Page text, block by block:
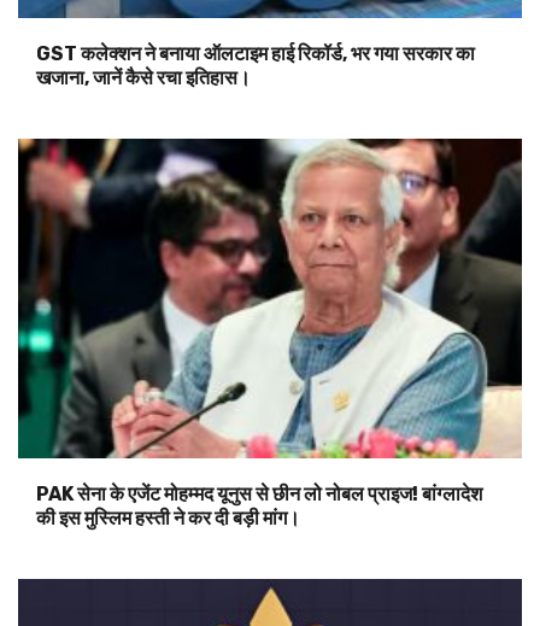
GST कलेक्शन ने बनाया ऑलटाइम हाई रिकॉर्ड, भर गया सरकार का
खजाना, जानें कैसे रचा इतिहास।
PAK सेना के एजेंट मोहम्मद यूनुस से छीन लो नोबल प्राइज! बांग्लादेश
की इस मुस्लिम हस्ती ने कर दी बड़ी मांग।